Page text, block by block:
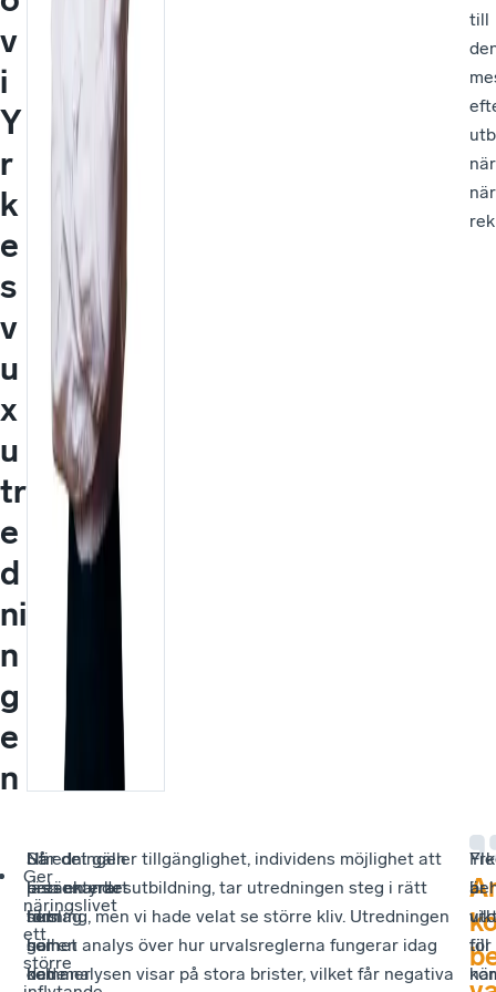
v
i
Y
r
k
e
s
v
u
x
u
tr
e
d
ni
n
g
e
n
till
när
Ger
näringslivet
ett
större
Så
–
hur
har
det
I
betänkandet
som
helhet
hade
Utredningen
presenterar
förslag
som
kommer
När det gäller tillgänglighet, individens möjlighet att
läsa en yrkesutbildning, tar utredningen steg i rätt
riktning, men vi hade velat se större kliv. Utredningen
gör en analys över hur urvalsreglerna fungerar idag
och analysen visar på stora brister, vilket får negativa
är
för
till